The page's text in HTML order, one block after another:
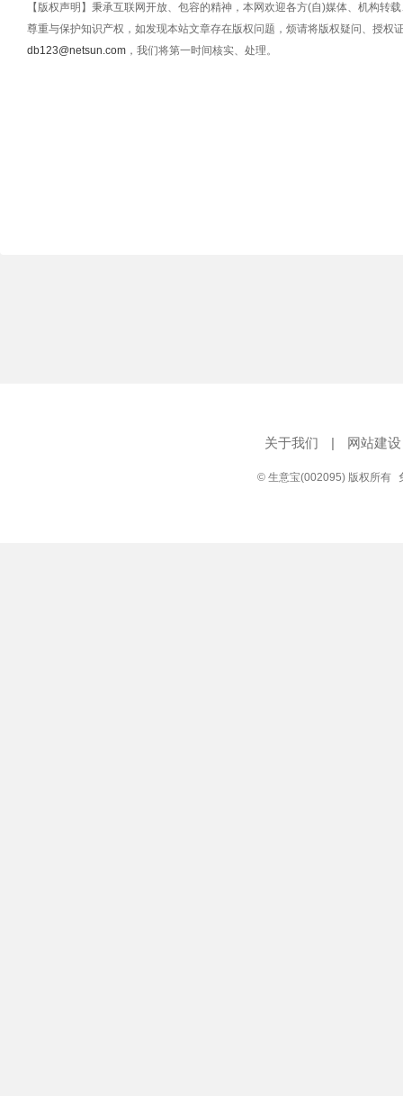
【版权声明】秉承互联网开放、包容的精神，本网欢迎各方(自)媒体、机构转
尊重与保护知识产权，如发现本站文章存在版权问题，烦请将版权疑问、授权
db123@netsun.com ，我们将第一时间核实、处理。
关于我们 | 网站建设
© 生意宝(002095) 版权所有